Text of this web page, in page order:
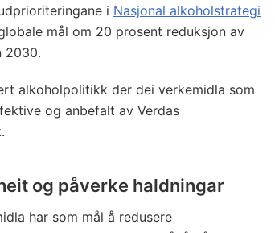
i Nasjonal alkoholstrategi
mål om 20 prosent reduksjon av
2030.
alkoholpolitikk der dei verkemidla som
og anbefalt av Verdas
og påverke haldningar
har som mål å redusere